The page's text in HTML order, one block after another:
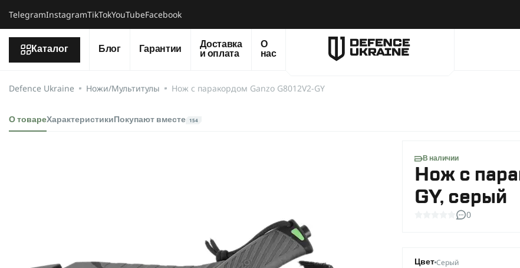
TelegramInstagramTikTokYouTubeFacebook
Каталог Блог Гарантии
Доставка
и оплата
О
нас
Defence Ukraine Ножи/Мультитулы Нож с паракордом Ganzo G8012V2-GY
О товареХарактеристики Покупают вместе 154
В наличии
Нож с
GY, серый
0
Цвет Серый